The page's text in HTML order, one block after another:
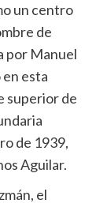
un centro
de
por Manuel
esta
superior de
de 1939,
Aguilar.
el